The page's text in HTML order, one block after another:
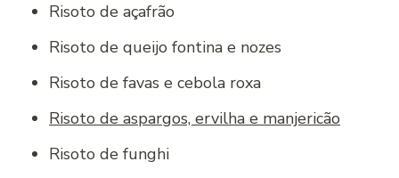
Risoto de açafrão
Risoto de queijo fontina e nozes
Risoto de favas e cebola roxa
Risoto de aspargos, ervilha e manjericão
Risoto de funghi